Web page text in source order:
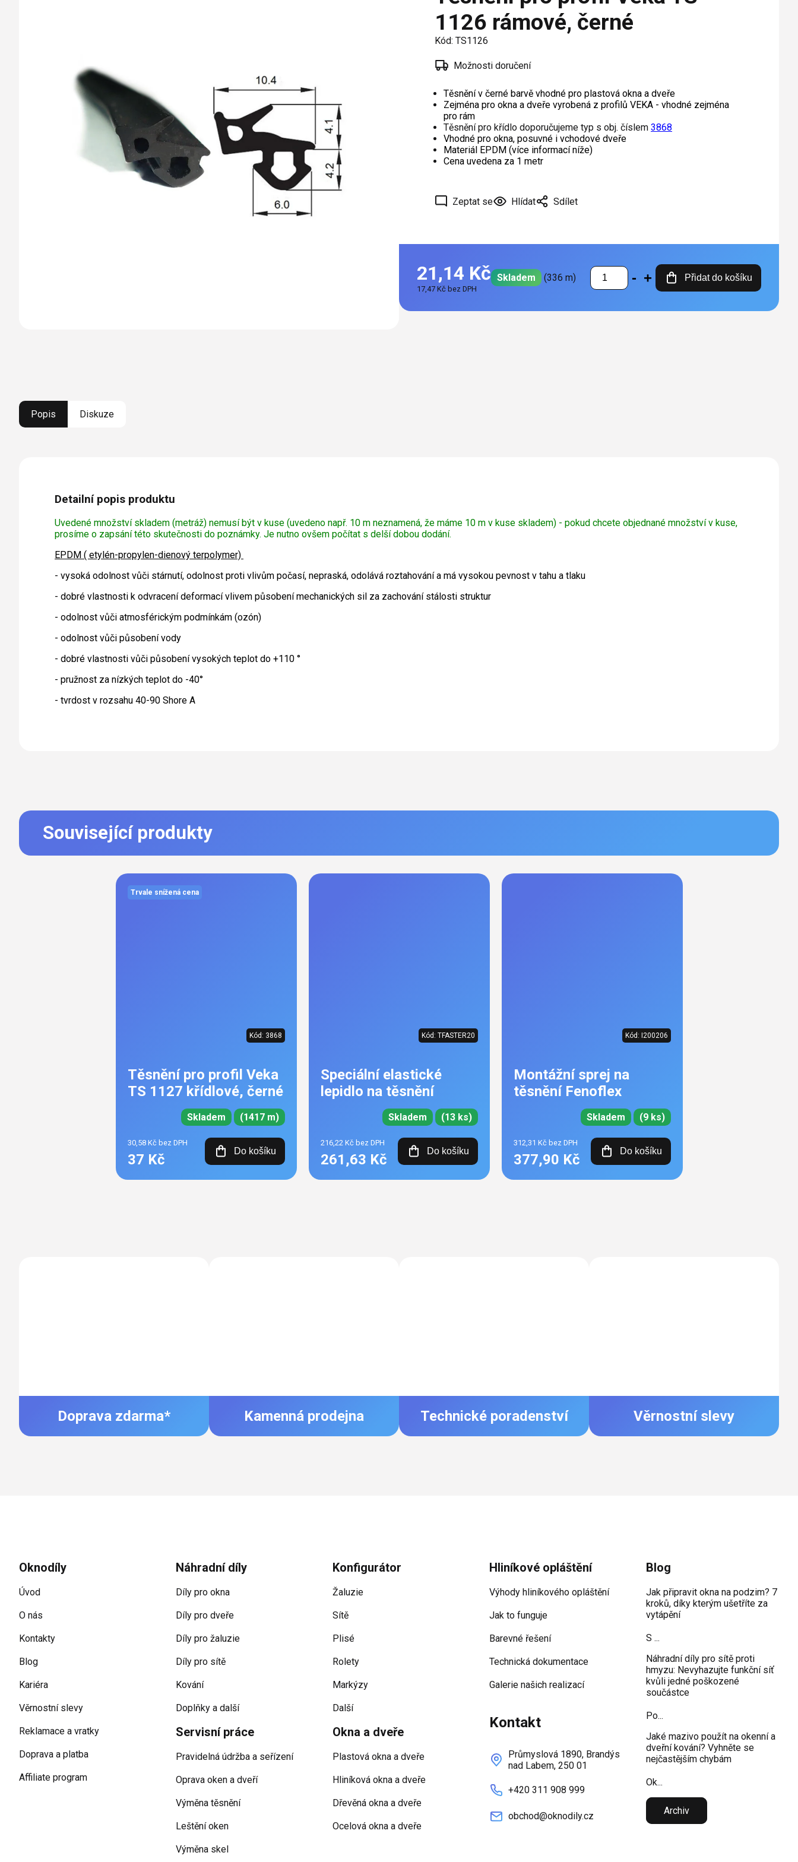
Garantované zaměření
1126 rámové, černé
Kód: TS1126
Možnosti doručení
Těsnění v černé barvě vhodné pro plastová okna a dveře
Zejména pro okna a dveře vyrobená z profilů VEKA - vhodné zejména
pro rám
Těsnění pro křídlo doporučujeme typ s obj. číslem 3868
Vhodné pro okna, posuvné i vchodové dveře
Materiál EPDM (více informací níže)
Cena uvedena za 1 metr
Zeptat se Hlídat Sdílet
21,14 Kč
17,47 Kč bez DPH
cena:
Skladem (336 m) Přidat do košíku
Popis Diskuze
Detailní popis produktu
Uvedené množství skladem (metráž) nemusí být v kuse (uvedeno např. 10 m neznamená, že máme 10 m v kuse skladem) - pokud chcete objednané množství v kuse,
prosíme o zapsání této skutečnosti do poznámky. Je nutno ovšem počítat s delší dobou dodání.
EPDM ( etylén-propylen-dienový terpolymer)
- vysoká odolnost vůči stárnutí, odolnost proti vlivům počasí, nepraská, odolává roztahování a má vysokou pevnost v tahu a tlaku
- dobré vlastnosti k odvracení deformací vlivem působení mechanických sil za zachování stálosti struktur
- odolnost vůči atmosférickým podmínkám (ozón)
- odolnost vůči působení vody
- dobré vlastnosti vůči působení vysokých teplot do +110 °
- pružnost za nízkých teplot do -40°
- tvrdost v rozsahu 40-90 Shore A
Související produkty
Trvale snížená cena
Kód: 3868
Těsnění pro profil Veka
TS 1127 křídlové, černé
Skladem (1417 m)
30,58 Kč bez DPH
37 Kč
Do košíku
Kód: TFASTER20
Speciální elastické
lepidlo na těsnění
Skladem (13 ks)
216,22 Kč bez DPH
261,63 Kč
Do košíku
Kód: I200206
Montážní sprej na
těsnění Fenoflex
Skladem (9 ks)
312,31 Kč bez DPH
377,90 Kč
Do košíku
Doprava zdarma* Kamenná prodejna Technické poradenství Věrnostní slevy
Zápatí
Oknodíly
Úvod
O nás
Kontakty
Blog
Kariéra
Věrnostní slevy
Reklamace a vratky
Doprava a platba
Affiliate program
Náhradní díly
Díly pro okna
Díly pro dveře
Díly pro žaluzie
Díly pro sítě
Kování
Doplňky a další
Servisní práce
Pravidelná údržba a seřízení
Oprava oken a dveří
Výměna těsnění
Leštění oken
Výměna skel
Konfigurátor
Žaluzie
Sítě
Plisé
Rolety
Markýzy
Další
Okna a dveře
Plastová okna a dveře
Hliníková okna a dveře
Dřevěná okna a dveře
Ocelová okna a dveře
Hliníkové opláštění
Výhody hliníkového opláštění
Jak to funguje
Barevné řešení
Technická dokumentace
Galerie našich realizací
Kontakt
Průmyslová 1890, Brandýs
nad Labem, 250 01
+420 311 908 999
obchod@oknodily.cz
Blog
Jak připravit okna na podzim? 7
kroků, díky kterým ušetříte za
vytápění
S ...
Náhradní díly pro sítě proti
hmyzu: Nevyhazujte funkční síť
kvůli jedné poškozené
součástce
Po...
Jaké mazivo použít na okenní a
dveřní kování? Vyhněte se
nejčastějším chybám
Ok...
Archiv